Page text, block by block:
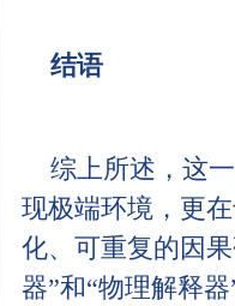
结语
综上所述，这
现极端环境，更
化、可重复的因
器”和“物理解释